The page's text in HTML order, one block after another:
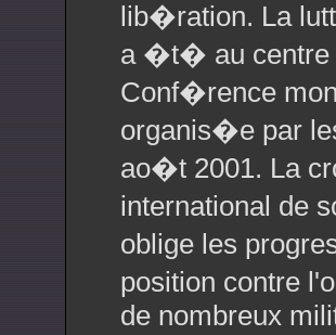
lib�ration. La
a �t� au centre
Conf�rence
organis�e par
ao�t 2001. La
international de
oblige les
position contre
de nombreux